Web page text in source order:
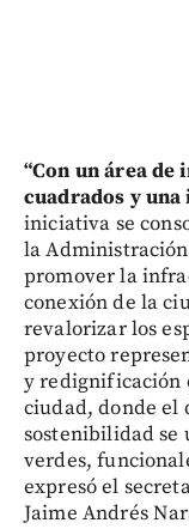
“Con un área de
cuadrados y una
iniciativa se
la
promover la
conexión de la
revalorizar los
proyecto
y redignificación
ciudad, donde el
sostenibilidad se
verdes,
expresó el
Jaime Andrés